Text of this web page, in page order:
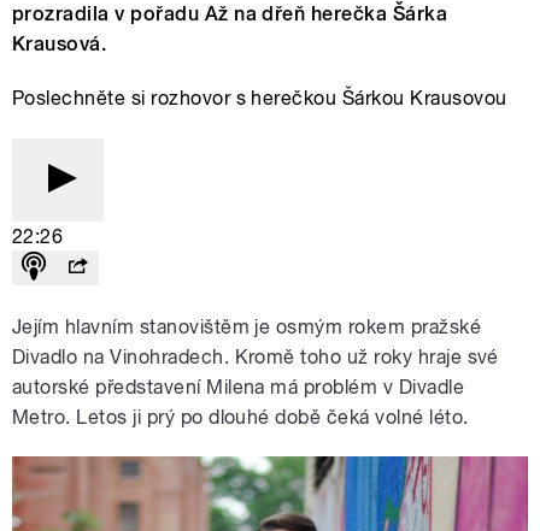
prozradila v pořadu Až na dřeň herečka Šárka
Krausová.
Poslechněte si rozhovor s herečkou Šárkou Krausovou
22:26
Jejím hlavním stanovištěm je osmým rokem pražské
Divadlo na Vinohradech. Kromě toho už roky hraje své
autorské představení Milena má problém v Divadle
Metro. Letos ji prý po dlouhé době čeká volné léto.